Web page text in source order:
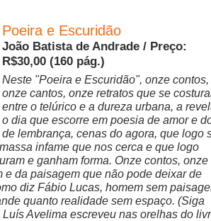
Poeira e Escuridão
João Batista de Andrade / Preço:
R$30,00 (160 pág.)
Neste "Poeira e Escuridão", onze contos,
onze cantos, onze retratos que se
entre o telúrico e a dureza urbana, a
o dia que escorre em poesia de amor e
de lembrança, cenas do agora, que logo
infame que nos cerca e que logo
e ganham forma. Onze contos, onze
e da paisagem que não pode deixar de
diz Fábio Lucas, homem sem
quanto realidade sem espaço. (Siga
Avelima escreveu nas orelhas do